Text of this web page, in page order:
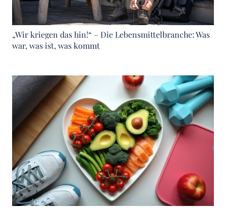
„Wir kriegen das hin!“ – Die Lebensmittelbranche: Was
war, was ist, was kommt